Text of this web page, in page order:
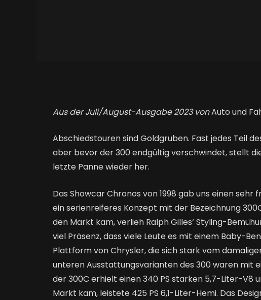
Aus der Juli/August-Ausgabe 2023 vonAuto und
Abschiedstouren sind Goldgruben. Fast jedes Teil
aber bevor der 300 endgültig verschwindet, stellt
letzte Panne wieder her.
Das Showcar Chronos von 1998 gab uns einen
ein serienreiferes Konzept mit der Bezeichnung
den Markt kam, verlieh Ralph Gilles‘ Styling-
viel Präsenz, dass viele Leute es mit einem Baby-
Plattform von Chrysler, die sich stark vom
unteren Ausstattungsvarianten des 300 waren mit
der 300C erhielt einen 340 PS starken 5,7-Liter-V8
Markt kam, leistete 425 PS 6,1-Liter-Hemi. Das